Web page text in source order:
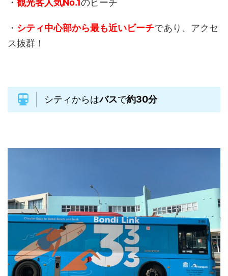
・ 観光客人気No.1 のビーチ
・ シティ中心部から最も近いビーチであり、アクセ
ス抜群！
シティからはバスで約30分